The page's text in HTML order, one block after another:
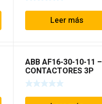
Leer más
ABB AF16-30-10-11 –
CONTACTORES 3P
TIPO AF